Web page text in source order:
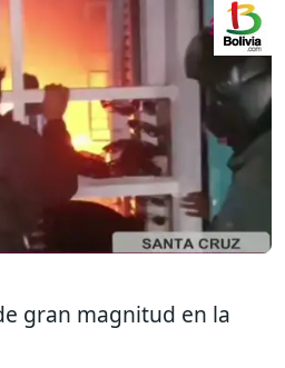
gran magnitud en la